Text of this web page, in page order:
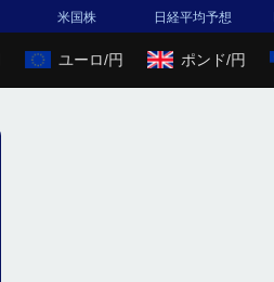
米国株 日経平均予想
ユーロ/円 ポンド/円